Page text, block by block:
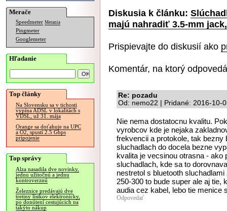
Merače
Speedmeter Merania
Pingmeter
Googlemeter
Hľadanie
Top články
Na Slovensku sa v tichosti
vypína ADSL v lokalitách s
VDSL, už 31. mája
Orange sa doťahuje na UPC
a O2, spustí 2.5 Gbps
pripojenie
Top správy
Alza nasadila dve novinky,
jednu užitočnú a jednu
kontroverznú
Železnice predávajú dve
tretiny lístkov elektronicky,
po donútení cestujúcich na
takýto nákup
Diskusia k článku:
majú nahradiť 3.5-mm
Prispievajte do diskusií ako
Komentár, na ktorý
Re: pozadu
Od: nemo22 | Pridané: 2016-10-
Nie nema dostatocnu kvalitu.
vyrobcov kde je nejaka
frekvencii a protokole, tak bezny
sluchadlach do docela bezne
kvalita je vecsinou otrasna -
sluchadlach, kde sa to
nestretol s bluetooth
250-300 to bude super ale aj tie,
audia cez kabel, lebo tie menice
Odpovedať